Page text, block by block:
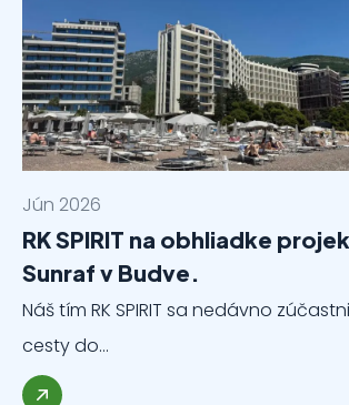
Jún 2026
RK SPIRIT na obhliadke
Sunraf v Budve.
Náš tím RK SPIRIT sa nedávno
cesty do…